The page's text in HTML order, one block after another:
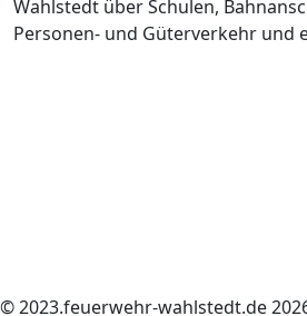
Wahlstedt über Schulen,
Personen- und Güterverkehr und
© 2023.feuerwehr-wahlstedt.de